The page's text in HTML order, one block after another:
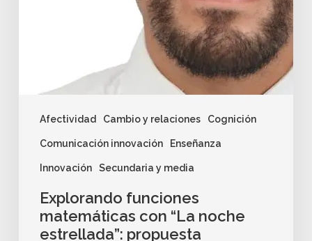
Afectividad Cambio y relaciones Cognición
Comunicación innovación Enseñanza
Innovación Secundaria y media
Explorando funciones
matemáticas con “La noche
estrellada”: propuesta